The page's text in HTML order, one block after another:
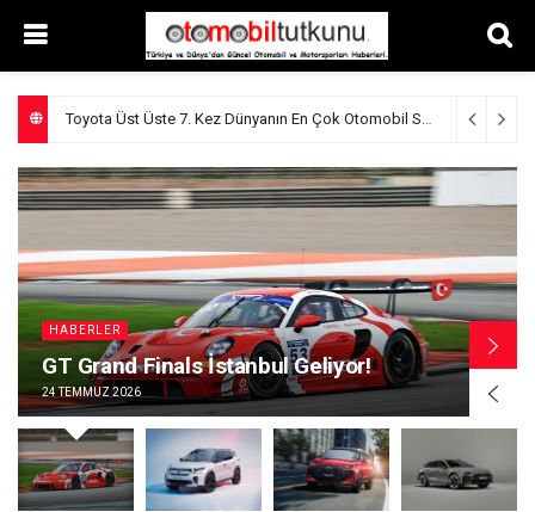
Citroen’den Yılın İlk Yarısında Güçlü Büyüme Performansı
HABERLER
Yeni Citroen C3 Aircross Collection
Türkiye’de!
18 TEMMUZ 2026